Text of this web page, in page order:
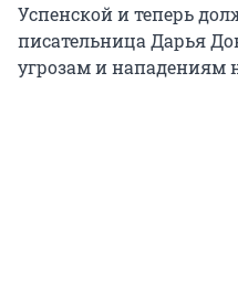
Успенской и теперь
писательница Дарья
угрозам и нападениям